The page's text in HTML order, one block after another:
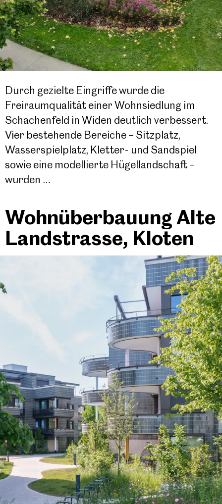
Durch gezielte Eingriffe wurde die
Freiraumqualität einer Wohnsiedlung im
Schachenfeld in Widen deutlich verbessert.
Vier bestehende Bereiche – Sitzplatz,
Wasserspielplatz, Kletter- und Sandspiel
sowie eine modellierte Hügellandschaft –
wurden …
Wohnüberbauung Alte
Landstrasse, Kloten